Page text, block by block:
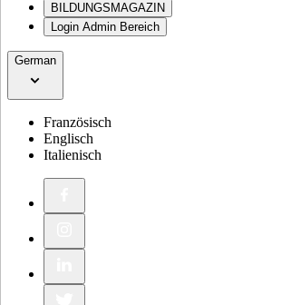
BILDUNGSMAGAZIN
Login Admin Bereich
German
Französisch
Englisch
Italienisch